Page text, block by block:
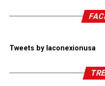
Tweets by laconexionusa